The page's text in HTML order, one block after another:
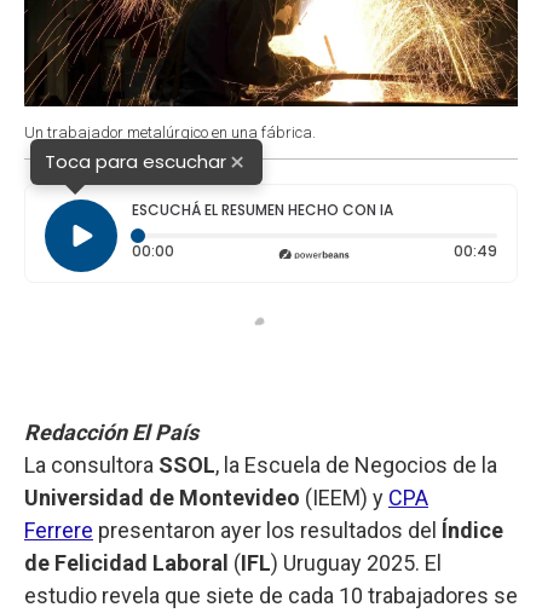
Un trabajador metalúrgico en una fábrica.
Toca para escuchar×
ESCUCHÁ EL RESUMEN HECHO CON IA
00:00 Tiempo transcurrido: 0 segundos 00:49
Redacción El País
La consultora SSOL, la Escuela de Negocios de la
Universidad de Montevideo (IEEM) y CPA
Ferrere presentaron ayer los resultados del Índice
de Felicidad Laboral (IFL) Uruguay 2025. El
estudio revela que siete de cada 10 trabajadores se